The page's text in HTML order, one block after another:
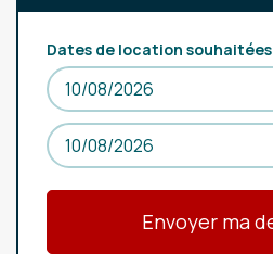
Dates de location souhaitées